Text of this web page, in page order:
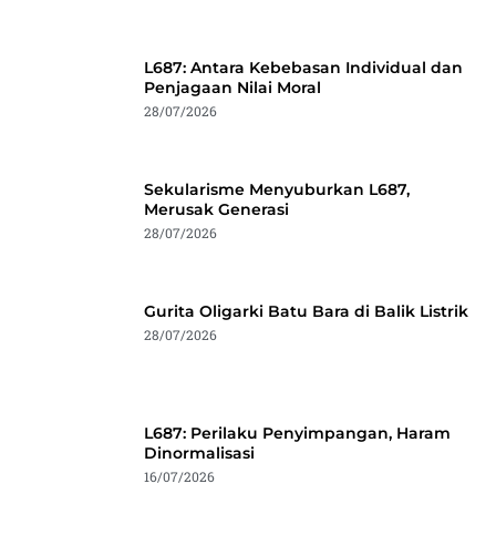
L687: Antara Kebebasan Individual dan
Penjagaan Nilai Moral
28/07/2026
Sekularisme Menyuburkan L687,
Merusak Generasi
28/07/2026
Gurita Oligarki Batu Bara di Balik Listrik
28/07/2026
L687: Perilaku Penyimpangan, Haram
Dinormalisasi
16/07/2026